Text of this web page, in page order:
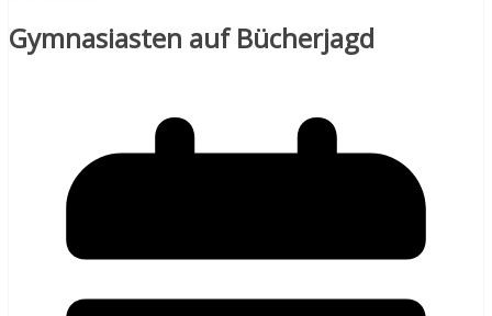
Gymnasiasten auf Bücherjagd